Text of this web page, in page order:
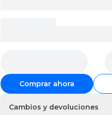
Comprar ahora
Cambios y devoluciones